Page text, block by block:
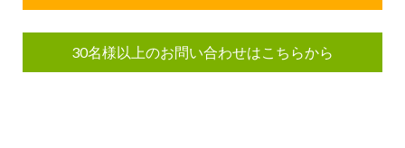
30名様以上のお問い合わせはこちらから